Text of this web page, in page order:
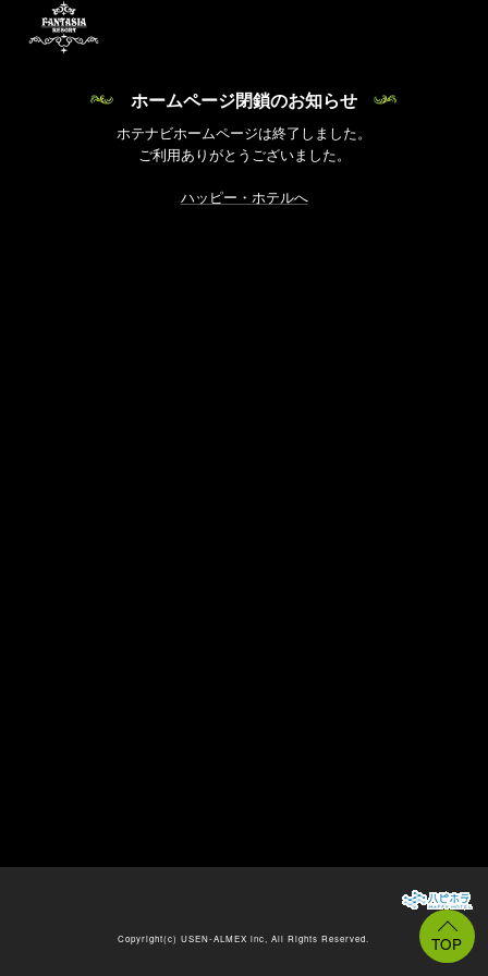
ホームページ閉鎖のお知らせ
ホテナビホームページは終了しました。
ご利用ありがとうございました。
ハッピー・ホテルへ
Copyright(c)USEN-ALMEX inc, All Rights Reserved.